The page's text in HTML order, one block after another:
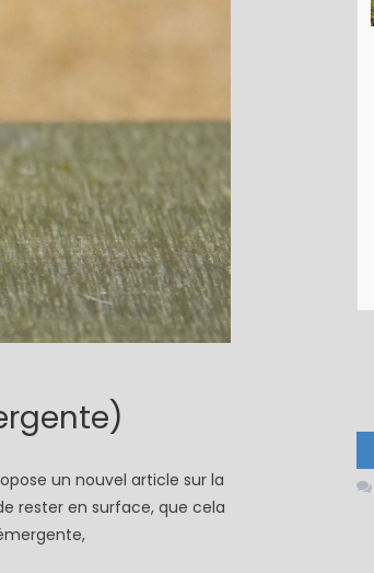
un nouvel article sur la
rester en surface, que cela
Le réservoir de
63 )